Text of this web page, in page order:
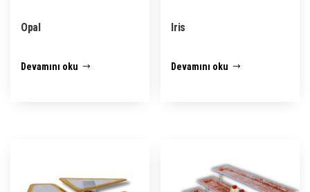
Opal
Devamını oku
Iris
Devamını oku